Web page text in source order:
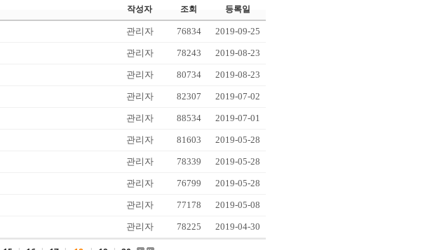
작성자 조회 등록일
관리자 76834 2019-09-25
관리자 78243 2019-08-23
관리자 80734 2019-08-23
관리자 82307 2019-07-02
관리자 88534 2019-07-01
관리자 81603 2019-05-28
관리자 78339 2019-05-28
관리자 76799 2019-05-28
관리자 77178 2019-05-08
관리자 78225 2019-04-30